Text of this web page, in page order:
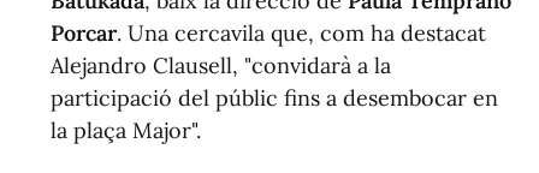
Porcar. Una cercavila que, com ha destacat
Alejandro Clausell, "convidarà a la
participació del públic fins a desembocar en
la plaça Major".